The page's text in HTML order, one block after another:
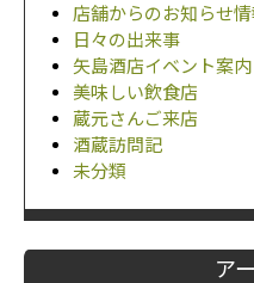
店舗からのお知らせ
日々の出来事
矢島酒店イベント案内
美味しい飲食店
蔵元さんご来店
酒蔵訪問記
未分類
ア